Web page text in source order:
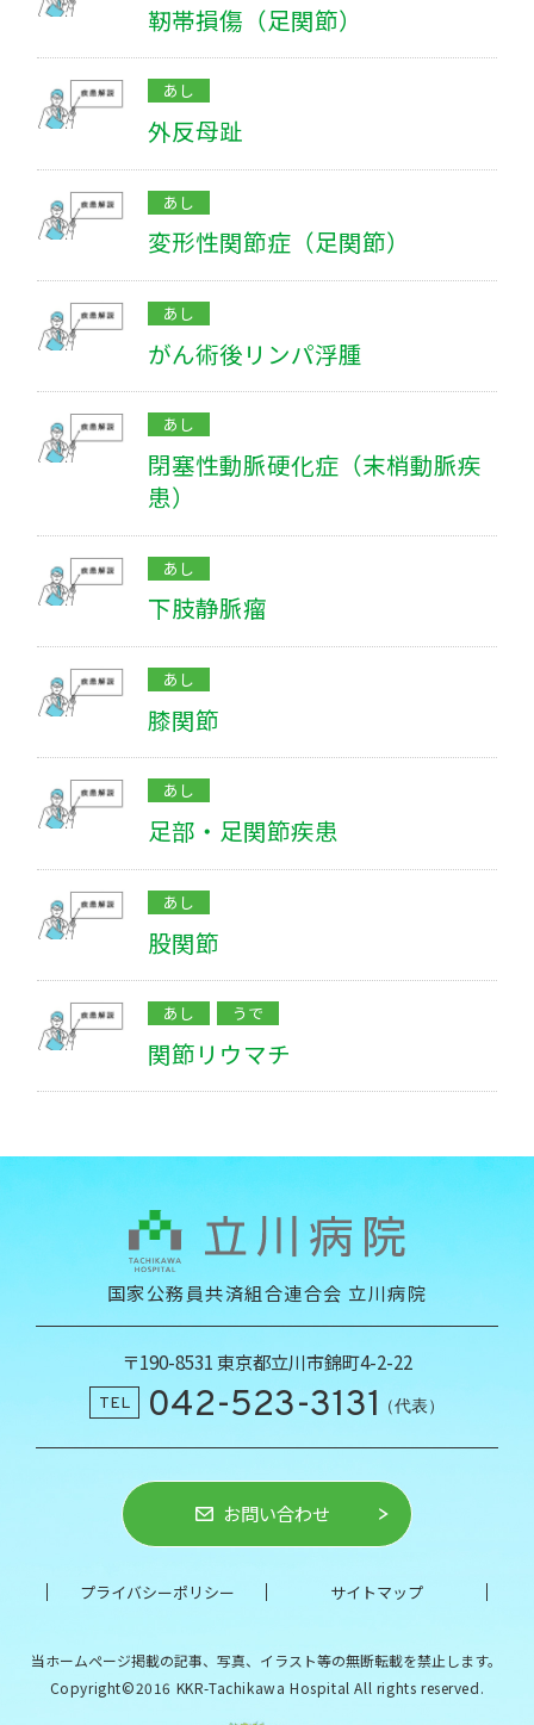
靭帯損傷（足関節）
あし
外反母趾
あし
変形性関節症（足関節）
あし
がん術後リンパ浮腫
あし
閉塞性動脈硬化症（末梢動脈疾
患）
あし
下肢静脈瘤
あし
膝関節
あし
足部・足関節疾患
あし
股関節
あし うで
関節リウマチ
国家公務員共済組合連合会 立川病院
〒190-8531 東京都立川市錦町4-2-22
TEL 042-523-3131 （代表）
お問い合わせ
プライバシーポリシー サイトマップ
当ホームページ掲載の記事、写真、イラスト等の無断転載を禁止します。
Copyright©2016 KKR-Tachikawa Hospital All rights reserved.